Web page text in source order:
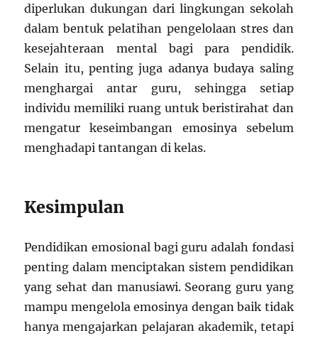
diperlukan dukungan dari lingkungan sekolah
dalam bentuk pelatihan pengelolaan stres dan
kesejahteraan mental bagi para pendidik.
Selain itu, penting juga adanya budaya saling
menghargai antar guru, sehingga setiap
individu memiliki ruang untuk beristirahat dan
mengatur keseimbangan emosinya sebelum
menghadapi tantangan di kelas.
Kesimpulan
Pendidikan emosional bagi guru adalah fondasi
penting dalam menciptakan sistem pendidikan
yang sehat dan manusiawi. Seorang guru yang
mampu mengelola emosinya dengan baik tidak
hanya mengajarkan pelajaran akademik, tetapi